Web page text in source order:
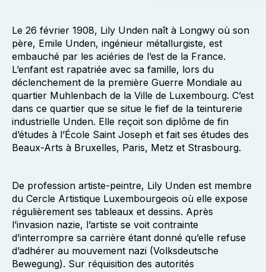
Le 26 février 1908, Lily Unden naît à Longwy où son
père, Emile Unden, ingénieur métallurgiste, est
embauché par les aciéries de l’est de la France.
L’enfant est rapatriée avec sa famille, lors du
déclenchement de la première Guerre Mondiale au
quartier Muhlenbach de la Ville de Luxembourg. C’est
dans ce quartier que se situe le fief de la teinturerie
industrielle Unden. Elle reçoit son diplôme de fin
d’études à l’École Saint Joseph et fait ses études des
Beaux-Arts à Bruxelles, Paris, Metz et Strasbourg.
De profession artiste-peintre, Lily Unden est membre
du Cercle Artistique Luxembourgeois où elle expose
régulièrement ses tableaux et dessins. Après
l’invasion nazie, l’artiste se voit contrainte
d’interrompre sa carrière étant donné qu’elle refuse
d’adhérer au mouvement nazi (Volksdeutsche
Bewegung). Sur réquisition des autorités